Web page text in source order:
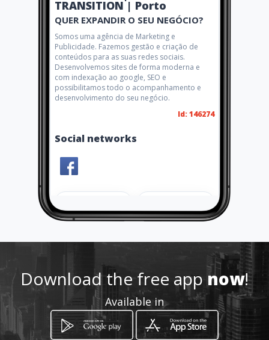
TRANSITION | Porto
QUER EXPANDIR O SEU NEGÓCIO?
Somos uma agência de Marketing e
Publicidade. Fazemos gestão e criação de
conteúdos para as suas redes sociais.
Desenvolvemos sites de forma moderna e
com indexação ao google, SEO e
possibilitamos todo o acompanhamento e
desenvolvimento do seu negócio.
Id: 146274
Social networks
geral@impacttransition.pt
964770970
http://www.impacttransition.
pt/
Download the free appnow!
Available in